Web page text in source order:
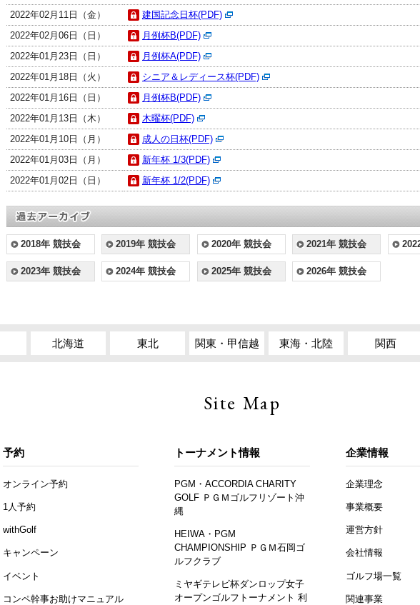
2022年02月11日（金）
建国記念日杯(PDF)
2022年02月06日（日）
月例杯B(PDF)
2022年01月23日（日）
月例杯A(PDF)
2022年01月18日（火）
シニア＆レディース杯(PDF)
2022年01月16日（日）
月例杯B(PDF)
2022年01月13日（木）
木曜杯(PDF)
2022年01月10日（月）
成人の日杯(PDF)
2022年01月03日（月）
新年杯 1/3(PDF)
2022年01月02日（日）
新年杯 1/2(PDF)
2018年 競技会 2019年 競技会 2020年 競技会 2021年 競技会
2023年 競技会 2024年 競技会 2025年 競技会 2026年 競技会
北海道 東北 関東・甲信越 東海・北陸 関西
Site Map
予約
オンライン予約
1人予約
withGolf
キャンペーン
イベント
コンペ幹事お助けマニュアル
トーナメント情報
PGM・ACCORDIA CHARITY
GOLF ＰＧＭゴルフリゾート沖
縄
HEIWA・PGM
CHAMPIONSHIP ＰＧＭ石岡ゴ
ルフクラブ
ミヤギテレビ杯ダンロップ女子
オープンゴルフトーナメント 利
企業情報
企業理念
事業概要
運営方針
会社情報
ゴルフ場一覧
関連事業